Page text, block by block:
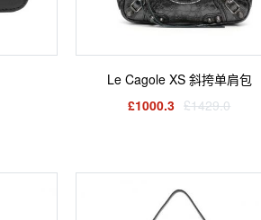
Le Cagole XS 斜挎单肩包
£1000.3 £1429.0